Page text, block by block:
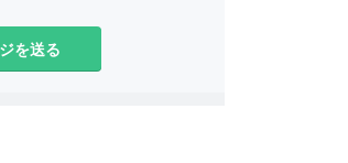
す。上位成績優秀者とし
スタークラス特別受講生に
新人演奏会、第15回日本サ
ラシックの演奏会に取り入
を送る